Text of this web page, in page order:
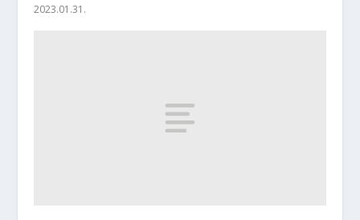
2023.01.31.